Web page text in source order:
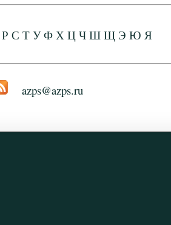
Р С Т У Ф Х Ц Ч Ш Щ Э Ю Я
azps@azps.ru